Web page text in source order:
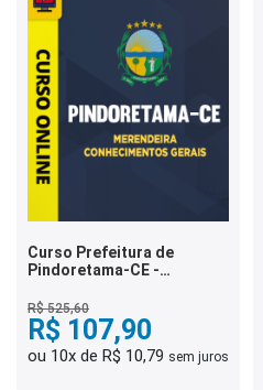
Curso Prefeitura de
Pindoretama-CE -
Conhecimentos Gerais
R$ 525,60
R$ 107,90
ou 10x de R$ 10,79 sem juros